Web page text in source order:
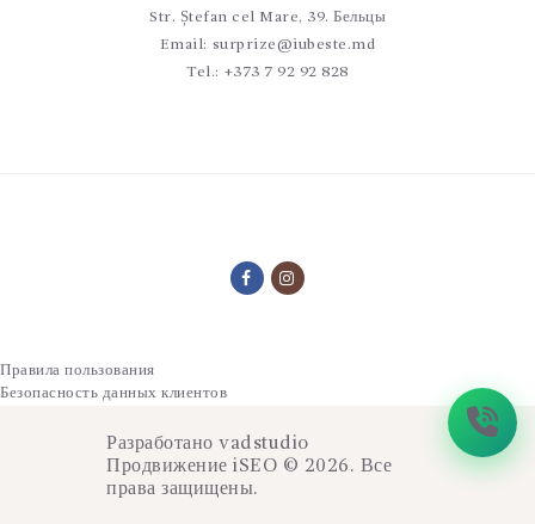
Str. Ștefan cel Mare, 39. Бельцы
Email: surprize@iubeste.md
Tel.: +373 7 92 92 828
Правила пользования
Безопасность данных клиентов
Разработано vadstudio
Продвижение iSEO © 2026. Все
права защищены.